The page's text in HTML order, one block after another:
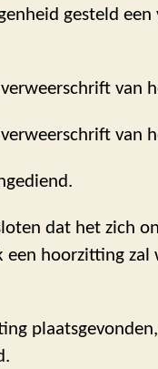
gesteld
van
van
dat het zich
hoorzitting zal